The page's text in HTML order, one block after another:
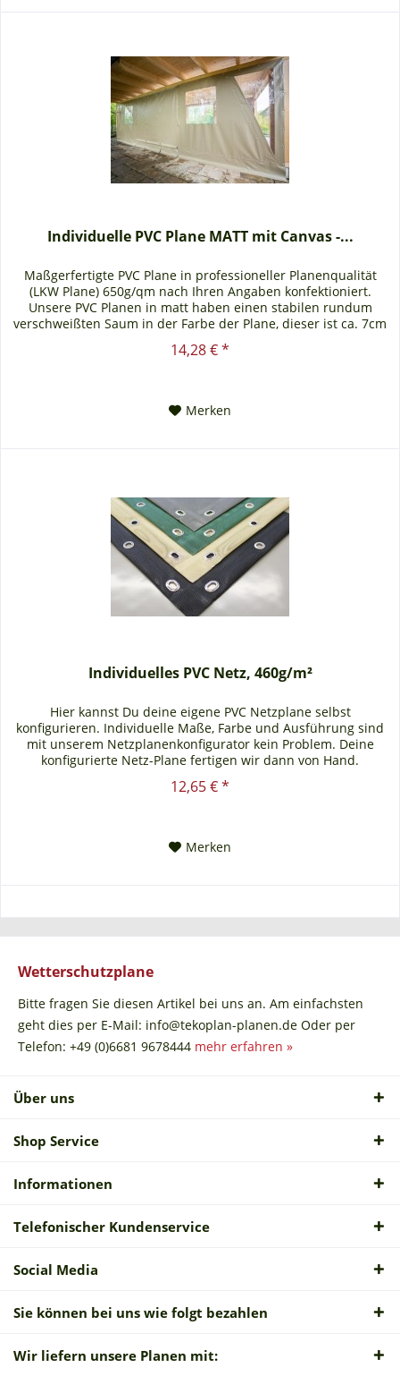
Individuelle PVC Plane MATT mit Canvas -...
Maßgerfertigte PVC Plane in professioneller Planenqualität
(LKW Plane) 650g/qm nach Ihren Angaben konfektioniert.
Unsere PVC Planen in matt haben einen stabilen rundum
verschweißten Saum in der Farbe der Plane, dieser ist ca. 7cm
14,28 € *
Merken
Individuelles PVC Netz, 460g/m²
Hier kannst Du deine eigene PVC Netzplane selbst
konfigurieren. Individuelle Maße, Farbe und Ausführung sind
mit unserem Netzplanenkonfigurator kein Problem. Deine
konfigurierte Netz-Plane fertigen wir dann von Hand.
12,65 € *
Merken
Wetterschutzplane
Bitte fragen Sie diesen Artikel bei uns an. Am einfachsten
geht dies per E-Mail: info@tekoplan-planen.de Oder per
Telefon: +49 (0)6681 9678444 mehr erfahren »
Über uns
Shop Service
Informationen
Telefonischer Kundenservice
Social Media
Sie können bei uns wie folgt bezahlen
Wir liefern unsere Planen mit: